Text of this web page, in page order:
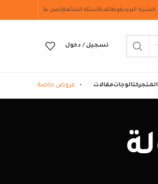
النشرة البريديةوظائفالأسئلة الشائعةإتصل بنا
تسجيل / دخول
المتجركتالوجاتمقالات عروض خاصة